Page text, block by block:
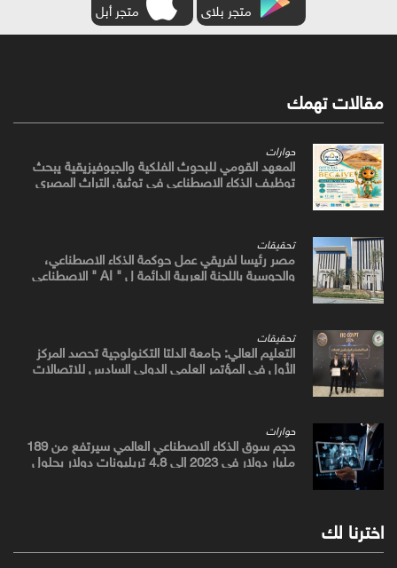
متجر بلاى متجر أبل
مقالات تهمك
حوارات
المعهد القومي للبحوث الفلكية والجيوفيزيقية يبحث
توظيف الذكاء الاصطناعي في توثيق التراث المصري
القديم
تحقيقات
مصر رئيسا لفريقي عمل حوكمة الذكاء الاصطناعي،
والحوسبة باللجنة العربية الدائمة ل " AI " الاصطناعي
والتكنولوجيات البازغة بمجلس الوزراء العرب للاتصالات
تحقيقات
التعليم العالي: جامعة الدلتا التكنولوجية تحصد المركز
الأول في المؤتمر العلمي الدولي السادس للاتصالات
بمشروع يوظف الذكاء الاصطناعي لتطوير صناعة الكتان
حوارات
حجم سوق الذكاء الاصطناعي العالمي سيرتفع من 189
مليار دولار في 2023 إلى 4.8 تريليونات دولار بحلول
2033
اخترنا لك